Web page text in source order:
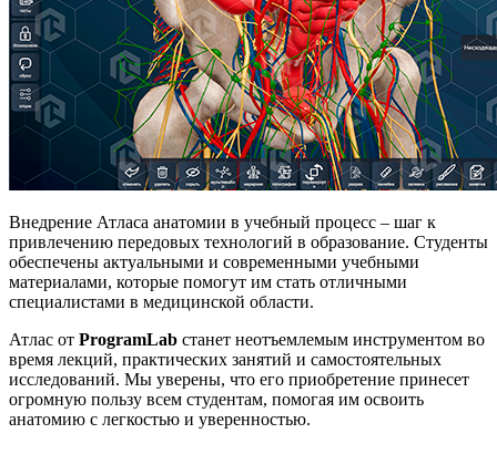
Внедрение Атласа анатомии в учебный процесс – шаг к
привлечению передовых технологий в образование. Студенты
обеспечены актуальными и современными учебными
материалами, которые помогут им стать отличными
специалистами в медицинской области.
Атлас от ProgramLab станет неотъемлемым инструментом во
время лекций, практических занятий и самостоятельных
исследований. Мы уверены, что его приобретение принесет
огромную пользу всем студентам, помогая им освоить
анатомию с легкостью и уверенностью.